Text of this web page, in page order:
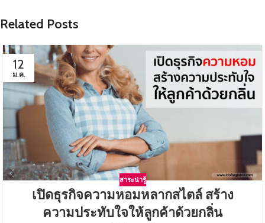
Related Posts
12
ม.ค.
สาระน่ารู้
เปิดธุรกิจความหอมหลากสไตล์ สร้าง
ความประทับใจให้ลูกค้าด้วยกลิ่น